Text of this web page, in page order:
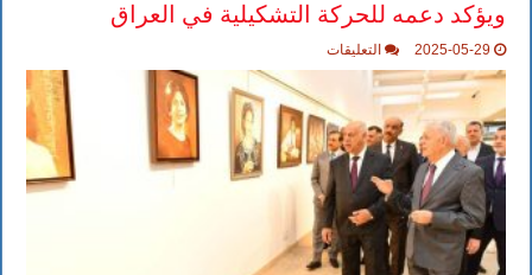
ويؤكد دعمه للحركة التشكيلية في العراق
2025-05-29 التعليقات
الجمهورية
يزور
المعرض
الفني
المشترك
ويؤكد
دعمه
للحركة
التشكيلية
في
العراق
مغلقة